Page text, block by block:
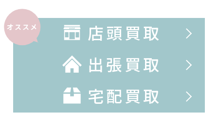
オススメ
店頭買取
出張買取
宅配買取